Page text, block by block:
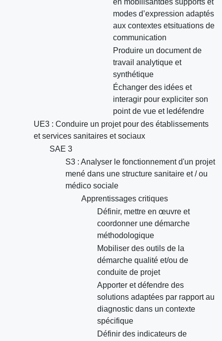
en mobilisantdes supports et
modes d’expression adaptés
aux contextes etsituations de
communication
Produire un document de
travail analytique et
synthétique
Échanger des idées et
interagir pour expliciter son
point de vue et ledéfendre
UE3 : Conduire un projet pour des établissements
et services sanitaires et sociaux
SAE 3
S3 : Analyser le fonctionnement d'un projet
mené dans une structure sanitaire et / ou
médico sociale
Apprentissages critiques
Définir, mettre en œuvre et
coordonner une démarche
méthodologique
Mobiliser des outils de la
démarche qualité et/ou de
conduite de projet
Apporter et défendre des
solutions adaptées par rapport au
diagnostic dans un contexte
spécifique
Définir des indicateurs de